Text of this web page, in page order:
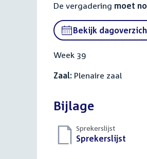
De vergadering moet
Bekijk
Week 39
Zaal: Plenaire zaal
Bijlage
Sprekerslijst
Download
Sprekerslijst